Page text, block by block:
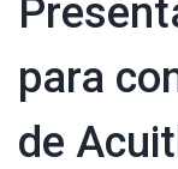
para
de